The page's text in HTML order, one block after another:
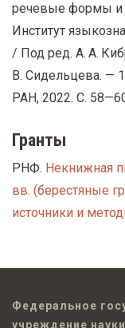
речевые формы и
Институт
/ Под ред. А. А.
В. Сидельцева. —
РАН, 2022. С.
Гранты
РНФ. Некнижная
вв. (берестяные
источники и
Федеральное
учреждение науки